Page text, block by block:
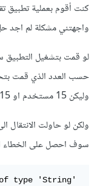
واجهتني مشكلة لم اجد
لو قمت بتشغيل التطبيق
وليكن 15 مستخدم او 15 اسم
سوف احصل على الخطاء
type 'String'